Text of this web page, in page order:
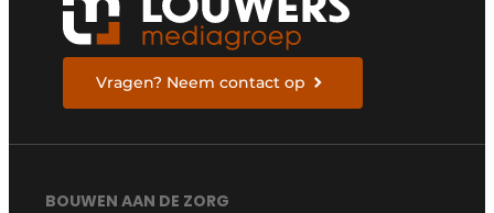
Vragen? Neem contact op
BOUWEN AAN DE ZORG